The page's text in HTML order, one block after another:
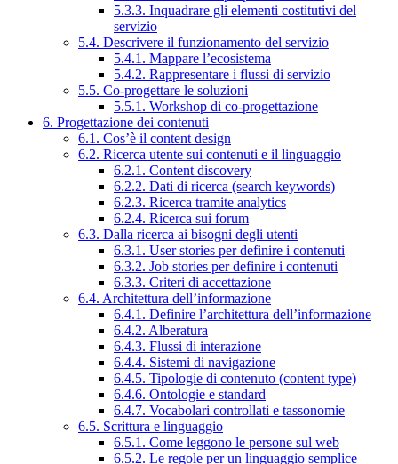
5.3.3. Inquadrare gli elementi costitutivi del
servizio
5.4. Descrivere il funzionamento del servizio
5.4.1. Mappare l’ecosistema
5.4.2. Rappresentare i flussi di servizio
5.5. Co-progettare le soluzioni
5.5.1. Workshop di co-progettazione
6. Progettazione dei contenuti
6.1. Cos’è il content design
6.2. Ricerca utente sui contenuti e il linguaggio
6.2.1. Content discovery
6.2.2. Dati di ricerca (search keywords)
6.2.3. Ricerca tramite analytics
6.2.4. Ricerca sui forum
6.3. Dalla ricerca ai bisogni degli utenti
6.3.1. User stories per definire i contenuti
6.3.2. Job stories per definire i contenuti
6.3.3. Criteri di accettazione
6.4. Architettura dell’informazione
6.4.1. Definire l’architettura dell’informazione
6.4.2. Alberatura
6.4.3. Flussi di interazione
6.4.4. Sistemi di navigazione
6.4.5. Tipologie di contenuto (content type)
6.4.6. Ontologie e standard
6.4.7. Vocabolari controllati e tassonomie
6.5. Scrittura e linguaggio
6.5.1. Come leggono le persone sul web
6.5.2. Le regole per un linguaggio semplice